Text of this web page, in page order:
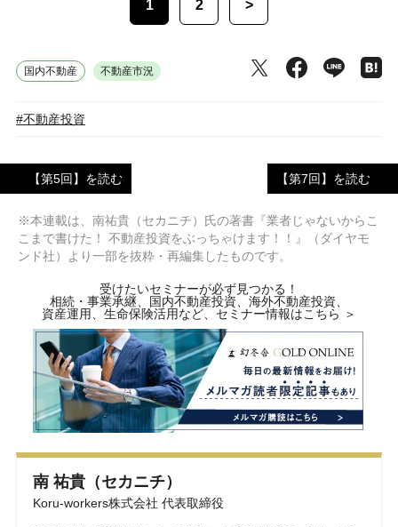
1 2 >
国内不動産 不動産市況
#不動産投資
【第5回】を読む 【第7回】を読む
※本連載は、南祐貴（セカニチ）氏の著書『業者じゃないからこ
こまで書けた！ 不動産投資をぶっちゃけます！！』（ダイヤモ
ンド社）より一部を抜粋・再編集したものです。
受けたいセミナーが必ず見つかる！
相続・事業承継、国内不動産投資、海外不動産投資、
資産運用、生命保険活用など、セミナー情報はこちら ＞
南 祐貴（セカニチ）
Koru-workers株式会社 代表取締役